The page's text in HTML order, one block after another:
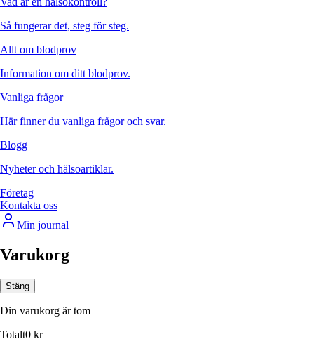
Så fungerar det, steg för steg.
Allt om blodprov
Information om ditt blodprov.
Vanliga frågor
Här finner du vanliga frågor och svar.
Blogg
Nyheter och hälsoartiklar.
Företag
Kontakta oss
Min journal
Varukorg
Stäng
Din varukorg är tom
Totalt0 kr